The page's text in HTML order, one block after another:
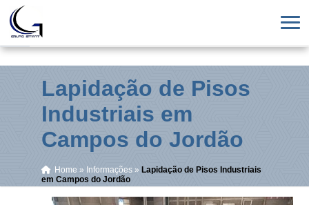
Lapidação de Pisos
Industriais em
Campos do Jordão
Home » Informações » Lapidação de Pisos Industriais
em Campos do Jordão